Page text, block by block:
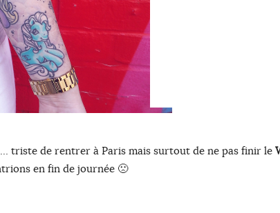
… triste de rentrer à Paris mais surtout de ne pas finir le
en fin de journée 🙁